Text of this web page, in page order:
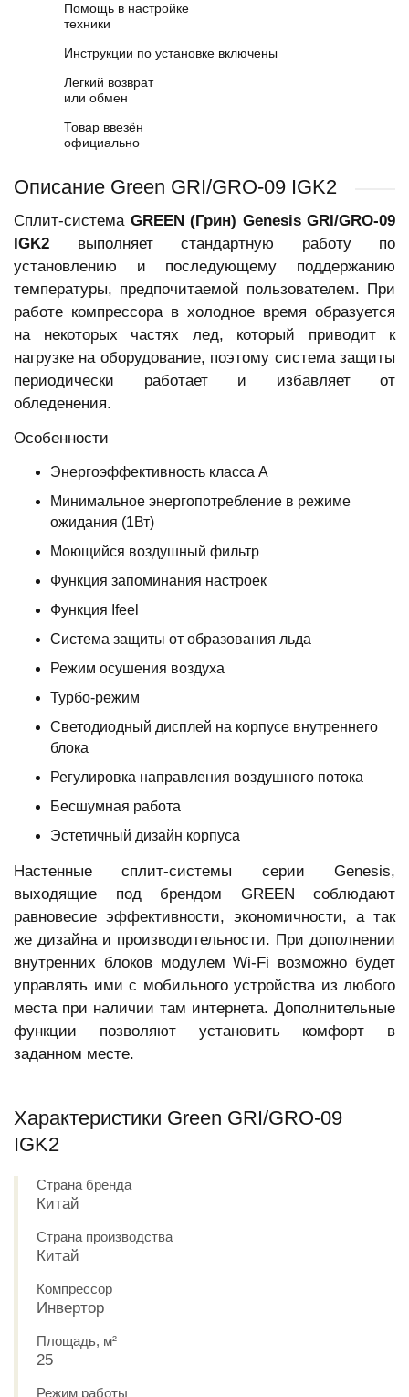
Помощь в настройке
техники
Инструкции по установке включены
Легкий возврат
или обмен
Товар ввезён
официально
Описание Green GRI/GRO-09 IGK2
Сплит-система GREEN(Грин) Genesis GRI/GRO-09
IGK2 выполняет стандартную работу по
установлению и последующему поддержанию
температуры, предпочитаемой пользователем. При
работе компрессора в холодное время образуется
на некоторых частях лед, который приводит к
нагрузке на оборудование, поэтому система защиты
периодически работает и избавляет от
обледенения.
Особенности
Энергоэффективность класса А
Минимальное энергопотребление в режиме
ожидания (1Вт)
Моющийся воздушный фильтр
Функция запоминания настроек
Функция Ifeel
Система защиты от образования льда
Режим осушения воздуха
Турбо-режим
Светодиодный дисплей на корпусе внутреннего
блока
Регулировка направления воздушного потока
Бесшумная работа
Эстетичный дизайн корпуса
Настенные сплит-системы серии Genesis,
выходящие под брендом GREEN соблюдают
равновесие эффективности, экономичности, а так
же дизайна и производительности. При дополнении
внутренних блоков модулем Wi-Fi возможно будет
управлять ими с мобильного устройства из любого
места при наличии там интернета. Дополнительные
функции позволяют установить комфорт в
заданном месте.
Характеристики Green GRI/GRO-09
IGK2
Страна бренда
Китай
Страна производства
Китай
Компрессор
Инвертор
Площадь, м²
25
Режим работы